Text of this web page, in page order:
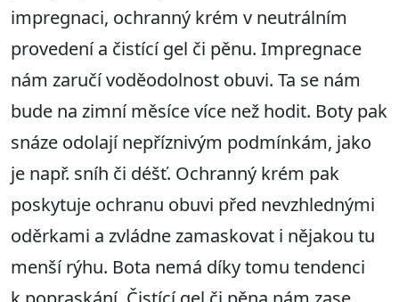
impregnaci, ochranný krém v neutrálním
provedení a čistící gel či pěnu. Impregnace
nám zaručí voděodolnost obuvi. Ta se nám
bude na zimní měsíce více než hodit. Boty pak
snáze odolají nepříznivým podmínkám, jako
je např. sníh či déšť. Ochranný krém pak
poskytuje ochranu obuvi před nevzhlednými
oděrkami a zvládne zamaskovat i nějakou tu
menší rýhu. Bota nemá díky tomu tendenci